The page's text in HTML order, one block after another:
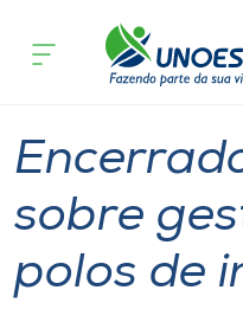
Cursos
Pesquisa
Atendimento ao
acontece
sobre
polos de